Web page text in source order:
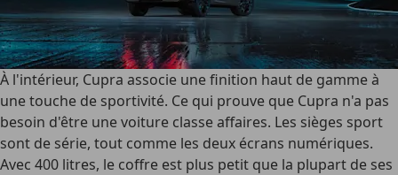
À l'intérieur, Cupra associe une finition haut de gamme à
une touche de sportivité. Ce qui prouve que Cupra n'a pas
besoin d'être une voiture classe affaires. Les sièges sport
sont de série, tout comme les deux écrans numériques.
Avec 400 litres, le coffre est plus petit que la plupart de ses